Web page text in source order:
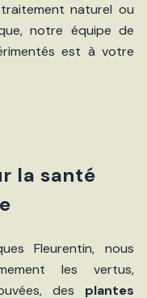
naturel ou
notre équipe de
est à votre
la santé
Fleurentin, nous
les vertus,
des plantes